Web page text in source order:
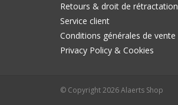
Retours & droit de rétractation
Service client
Conditions générales de vente
Privacy Policy & Cookies
© Copyright 2026 Alaerts Shop